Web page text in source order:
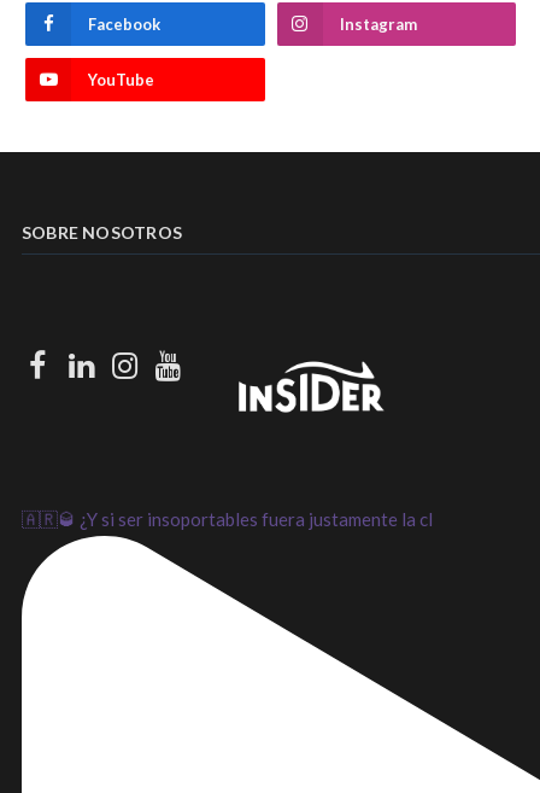
Facebook Instagram
YouTube
SOBRE NOSOTROS
Facebook
LinkedIn
Instagram
Youtube
🇦🇷🥃 ¿Y si ser insoportables fuera justamente la cl